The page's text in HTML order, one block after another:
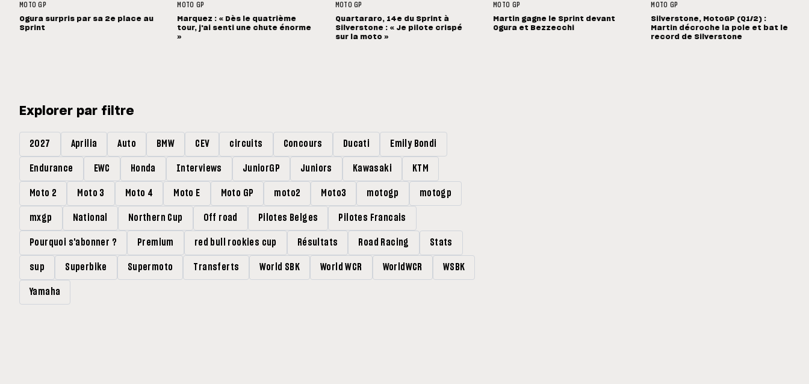
MOTO GP
Ogura surpris par sa 2e place au
Sprint
MOTO GP
Marquez : « Dès le quatrième
tour, j'ai senti une chute énorme
»
MOTO GP
Quartararo, 14e du Sprint à
Silverstone : « Je pilote crispé
sur la moto »
MOTO GP
Martin gagne le Sprint devant
Ogura et Bezzecchi
MOTO GP
Silverstone, MotoGP (Q1/2) :
Martin décroche la pole et bat le
record de Silverstone
Explorer par filtre
2027 Aprilia Auto BMW CEV circuits Concours Ducati Emily Bondi
Endurance EWC Honda Interviews JuniorGP Juniors Kawasaki KTM
Moto 2 Moto 3 Moto 4 Moto E Moto GP moto2 Moto3 motogp motogp
mxgp National Northern Cup Off road Pilotes Belges Pilotes Francais
Pourquoi s'abonner ? Premium red bull rookies cup Résultats Road Racing Stats
sup Superbike Supermoto Transferts World SBK World WCR WorldWCR WSBK
Yamaha